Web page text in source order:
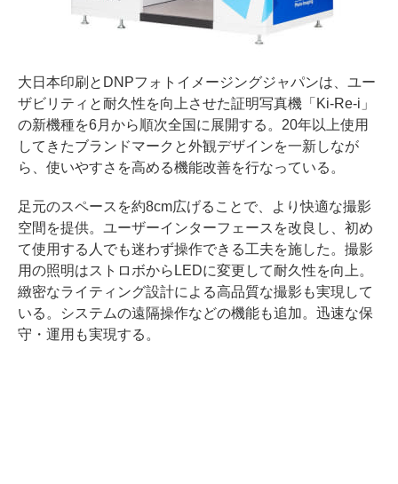
大日本印刷とDNPフォトイメージングジャパンは、ユー
ザビリティと耐久性を向上させた証明写真機「Ki-Re-i」
の新機種を6月から順次全国に展開する。20年以上使用
してきたブランドマークと外観デザインを一新しなが
ら、使いやすさを高める機能改善を行なっている。
足元のスペースを約8cm広げることで、より快適な撮影
空間を提供。ユーザーインターフェースを改良し、初め
て使用する人でも迷わず操作できる工夫を施した。撮影
用の照明はストロボからLEDに変更して耐久性を向上。
緻密なライティング設計による高品質な撮影も実現して
いる。システムの遠隔操作などの機能も追加。迅速な保
守・運用も実現する。